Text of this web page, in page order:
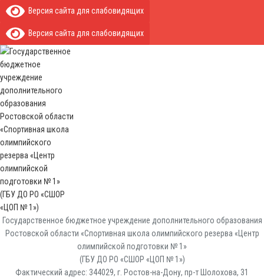
Версия сайта для слабовидящих
Версия сайта для слабовидящих
Государственное бюджетное учреждение дополнительного образования
Ростовской области «Спортивная школа олимпийского резерва «Центр
олимпийской подготовки № 1»
(ГБУ ДО РО «СШОР «ЦОП № 1»)
Фактический адрес: 344029, г. Ростов-на-Дону, пр-т Шолохова, 31